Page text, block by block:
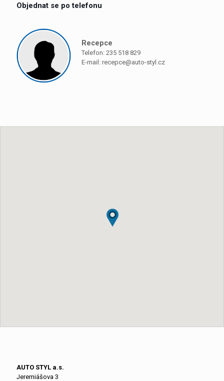
Objednat se po telefonu
Recepce
Telefon: 235 518 829
E-mail: recepce@auto-styl.cz
AUTO STYL a.s.
Jeremiášova 3